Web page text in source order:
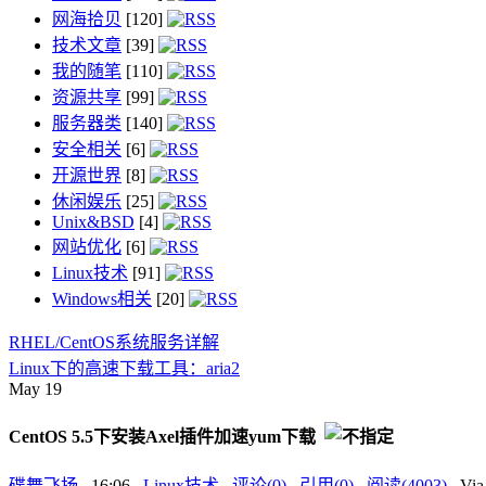
网海拾贝 [120]
技术文章 [39]
我的随笔 [110]
资源共享 [99]
服务器类 [140]
安全相关 [6]
开源世界 [8]
休闲娱乐 [25]
Unix&BSD [4]
网站优化 [6]
Linux技术 [91]
Windows相关 [20]
RHEL/CentOS系统服务详解
Linux下的高速下载工具：aria2
May 19
CentOS 5.5下安装Axel插件加速yum下载